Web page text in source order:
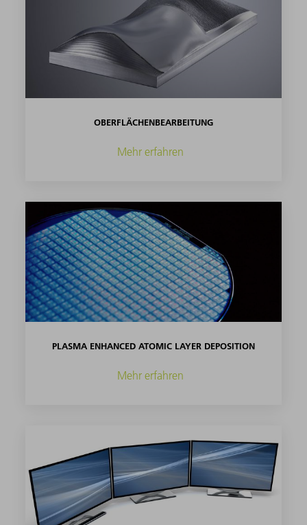
OBERFLÄCHENBEARBEITUNG
Mehr erfahren
PLASMA ENHANCED ATOMIC LAYER DEPOSITION
Mehr erfahren